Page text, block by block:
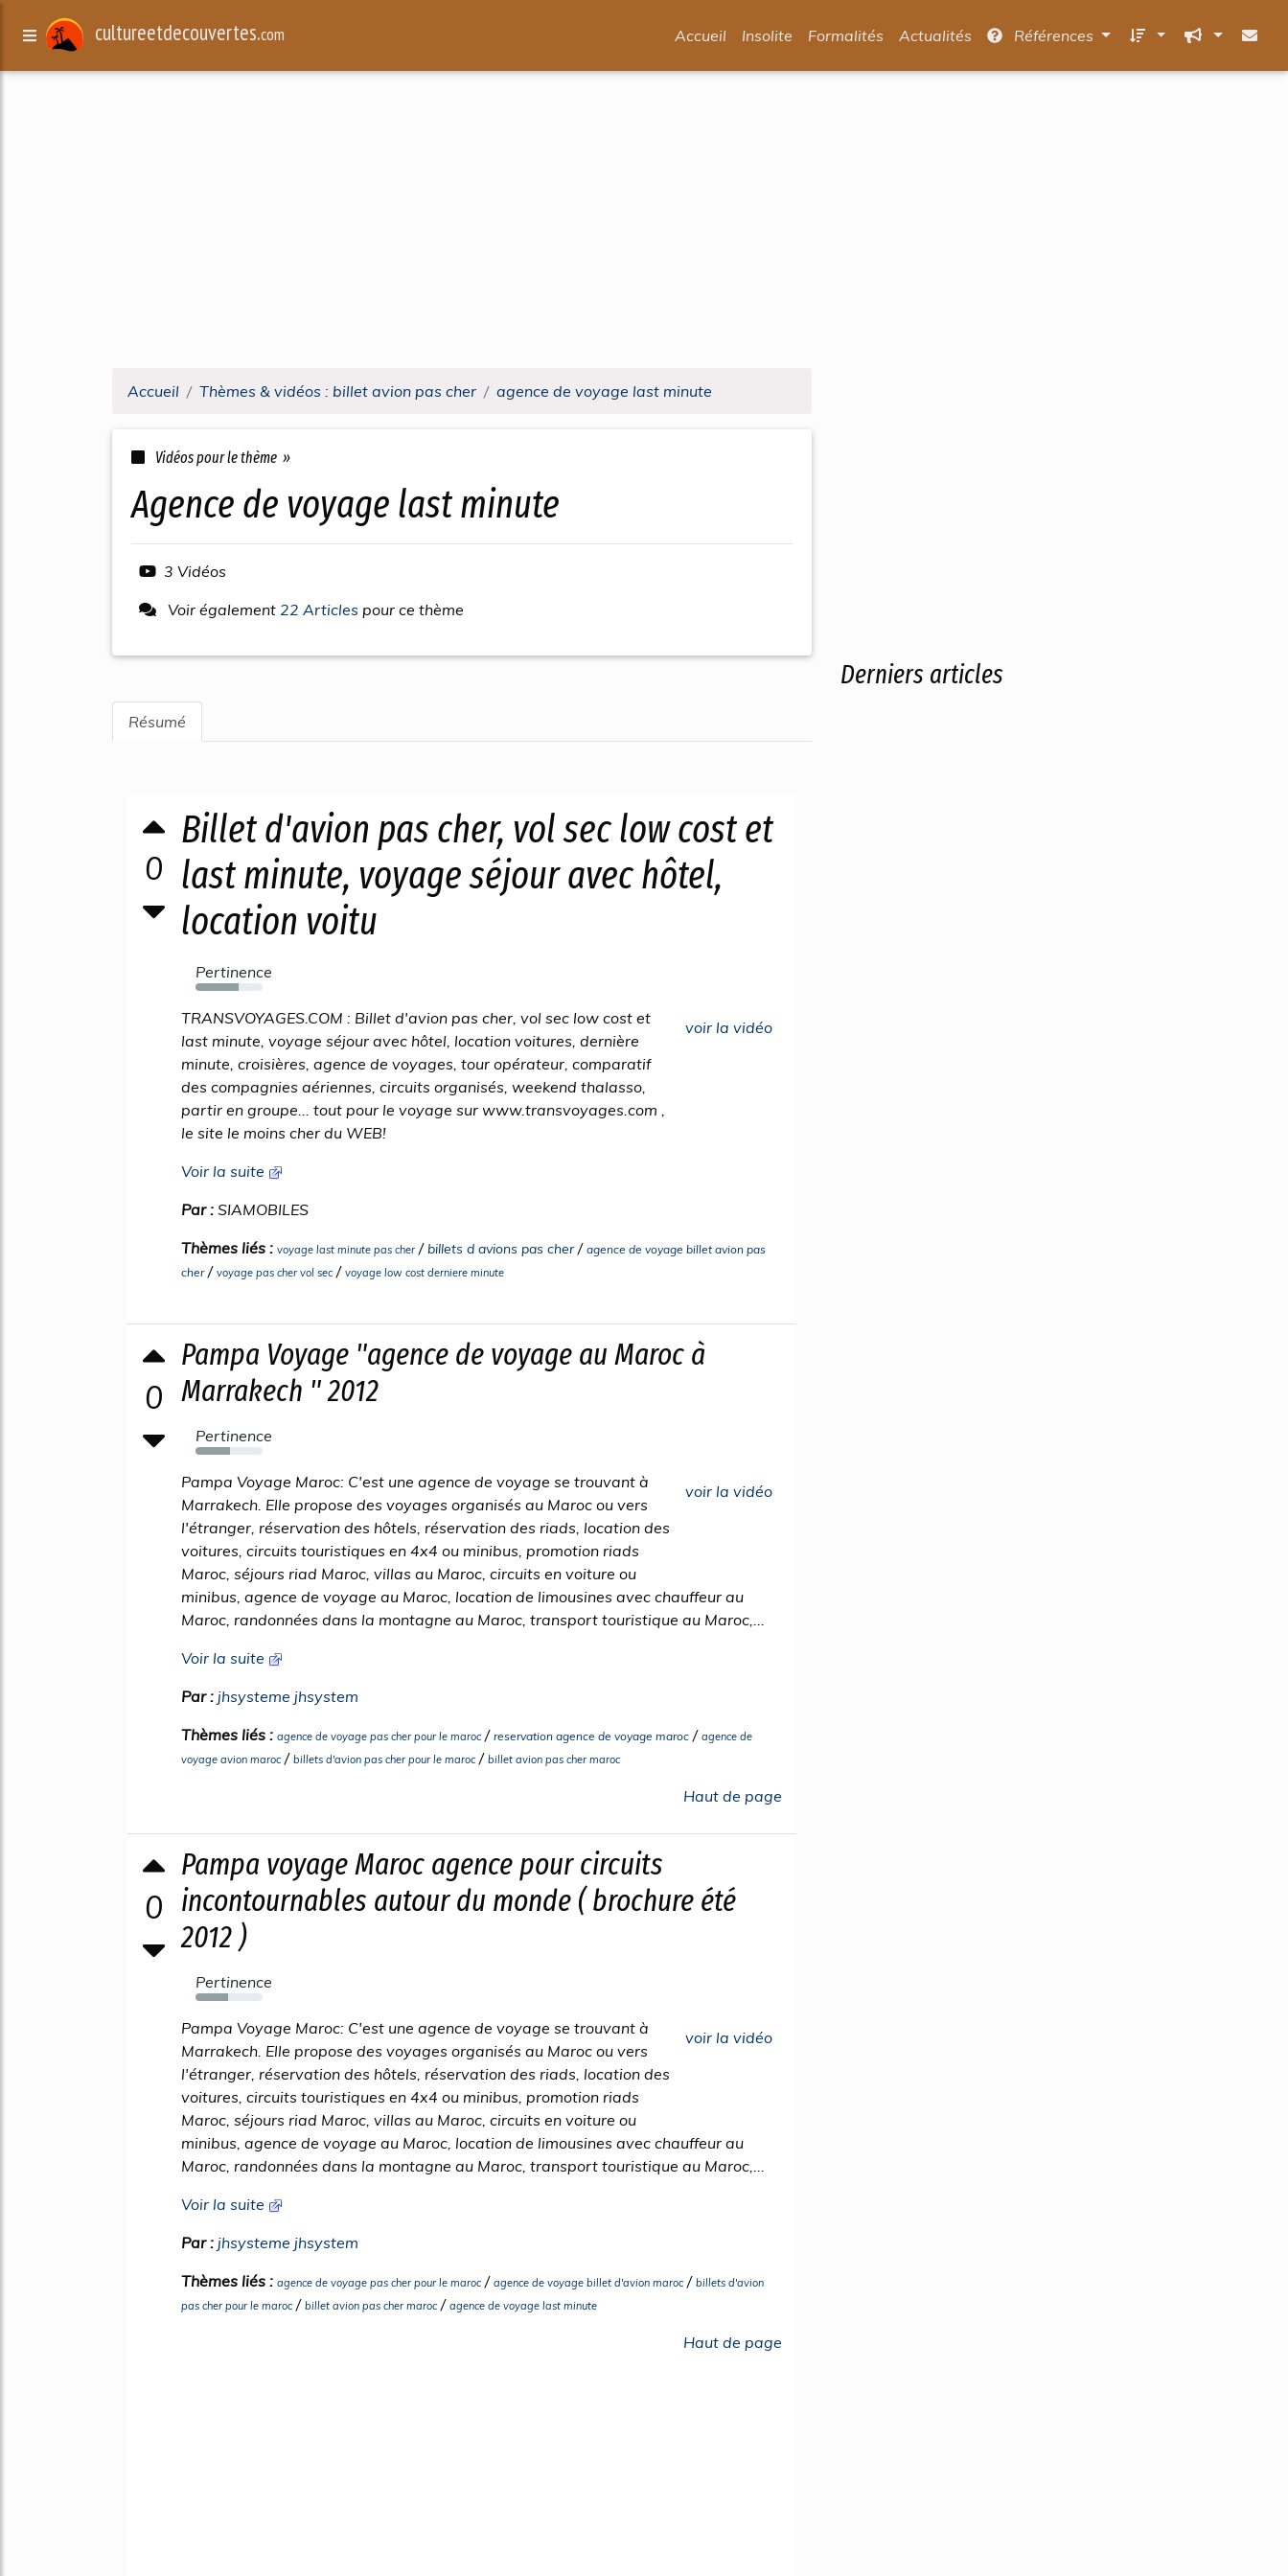
cultureetdecouvertes.com Accueil Insolite Formalités Actualités Références
Accueil Thèmes & vidéos : billet avion pas cher agence de voyage last minute
Vidéos pour le thème »
agence de voyage last minute
3 Vidéos
Voir également 22 Articles pour ce thème
Résumé
0
Billet d'avion pas cher, vol sec low cost et
last minute, voyage séjour avec hôtel,
location voitu
Pertinence
64%
voir la vidéo
TRANSVOYAGES.COM : Billet d'avion pas cher, vol sec low cost et
last minute, voyage séjour avec hôtel, location voitures, dernière
minute, croisières, agence de voyages, tour opérateur, comparatif
des compagnies aériennes, circuits organisés, weekend thalasso,
partir en groupe... tout pour le voyage sur www.transvoyages.com ,
le site le moins cher du WEB!
Voir la suite
Par : SIAMOBILES
Thèmes liés : voyage last minute pas cher /billets d avions pas cher/ agence de voyage billet avion pas
cher/ voyage pas cher vol sec/ voyage low cost derniere minute
0
Pampa Voyage "agence de voyage au Maroc à
Marrakech " 2012
Pertinence
52%
voir la vidéo
Pampa Voyage Maroc: C'est une agence de voyage se trouvant à
Marrakech. Elle propose des voyages organisés au Maroc ou vers
l'étranger, réservation des hôtels, réservation des riads, location des
voitures, circuits touristiques en 4x4 ou minibus, promotion riads
Maroc, séjours riad Maroc, villas au Maroc, circuits en voiture ou
minibus, agence de voyage au Maroc, location de limousines avec chauffeur au
Maroc, randonnées dans la montagne au Maroc, transport touristique au Maroc,...
Voir la suite
Par : jhsysteme jhsystem
Thèmes liés : agence de voyage pas cher pour le maroc/ reservation agence de voyage maroc / agence de
voyage avion maroc/ billets d'avion pas cher pour le maroc/ billet avion pas cher maroc
Haut de page
0
Pampa voyage Maroc agence pour circuits
incontournables autour du monde ( brochure été
2012 )
Pertinence
48%
voir la vidéo
Pampa Voyage Maroc: C'est une agence de voyage se trouvant à
Marrakech. Elle propose des voyages organisés au Maroc ou vers
l'étranger, réservation des hôtels, réservation des riads, location des
voitures, circuits touristiques en 4x4 ou minibus, promotion riads
Maroc, séjours riad Maroc, villas au Maroc, circuits en voiture ou
minibus, agence de voyage au Maroc, location de limousines avec chauffeur au
Maroc, randonnées dans la montagne au Maroc, transport touristique au Maroc,...
Voir la suite
Par : jhsysteme jhsystem
Thèmes liés : agence de voyage pas cher pour le maroc/ agence de voyage billet d'avion maroc/ billets d'avion
pas cher pour le maroc/ billet avion pas cher maroc/ agence de voyage last minute
Haut de page
Derniers articles